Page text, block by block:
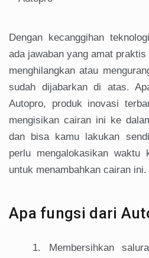
Dengan kecanggihan
ada jawaban yang amat
menghilangkan atau
sudah dijabarkan di atas.
Autopro, produk inovasi
mengisikan cairan ini ke
dan bisa kamu lakukan
perlu mengalokasikan waktu
untuk menambahkan cairan ini.
Apa fungsi dari
Membersihkan